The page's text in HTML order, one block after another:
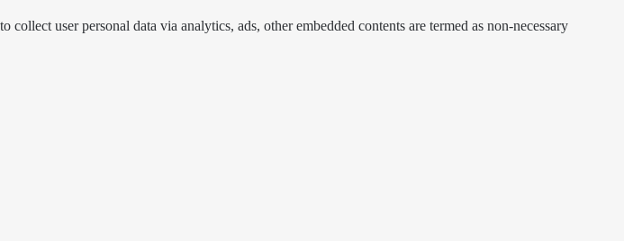
user personal data via analytics, ads, other embedded contents are termed as non-necessary